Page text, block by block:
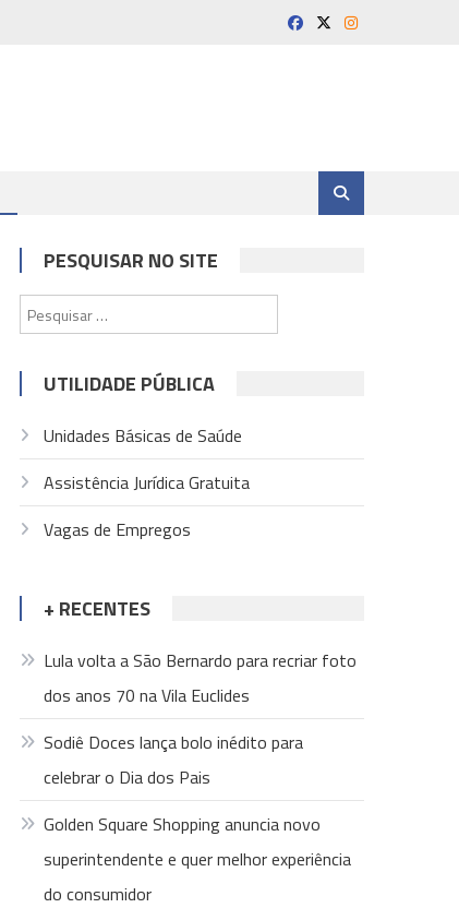
PESQUISAR NO SITE
por:
UTILIDADE PÚBLICA
Unidades Básicas de Saúde
Assistência Jurídica Gratuita
Vagas de Empregos
+ RECENTES
Lula volta a São Bernardo para recriar foto
dos anos 70 na Vila Euclides
Sodiê Doces lança bolo inédito para
celebrar o Dia dos Pais
Golden Square Shopping anuncia novo
superintendente e quer melhor experiência
do consumidor